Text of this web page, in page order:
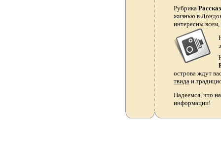
Рубрика
жизнью в
интересны
острова ждут
твида и
Надеемся, что
информации!